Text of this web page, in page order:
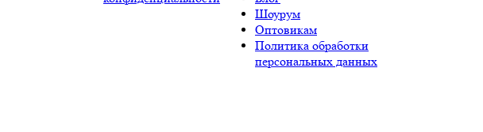
Шоурум
Оптовикам
Политика обработки
персональных данных